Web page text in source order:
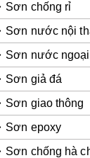
Sơn chống rỉ
Sơn nước nội
Sơn nước
Sơn giả đá
Sơn giao thông
Sơn epoxy
Sơn chống hà